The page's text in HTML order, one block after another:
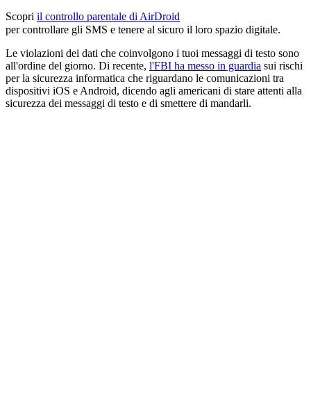
Scopri il controllo parentale di AirDroid
per controllare gli SMS e tenere al sicuro il loro spazio digitale.
Le violazioni dei dati che coinvolgono i tuoi messaggi di testo sono
all'ordine del giorno. Di recente, l'FBI ha messo in guardia sui rischi
per la sicurezza informatica che riguardano le comunicazioni tra
dispositivi iOS e Android, dicendo agli americani di stare attenti alla
sicurezza dei messaggi di testo e di smettere di mandarli.